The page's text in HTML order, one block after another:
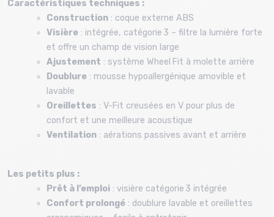
Caractéristiques techniques :
Construction : coque externe ABS
Visière : intégrée, catégorie 3 – filtre la lumière forte
et offre un champ de vision large
Ajustement : système Wheel Fit à molette arrière
Doublure : mousse hypoallergénique amovible et
lavable
Oreillettes : V‑Fit creusées en V pour plus de
confort et une meilleure acoustique
Ventilation : aérations passives avant et arrière
Les petits plus :
Prêt à l’emploi : visière catégorie 3 intégrée
Confort prolongé : doublure lavable et oreillettes